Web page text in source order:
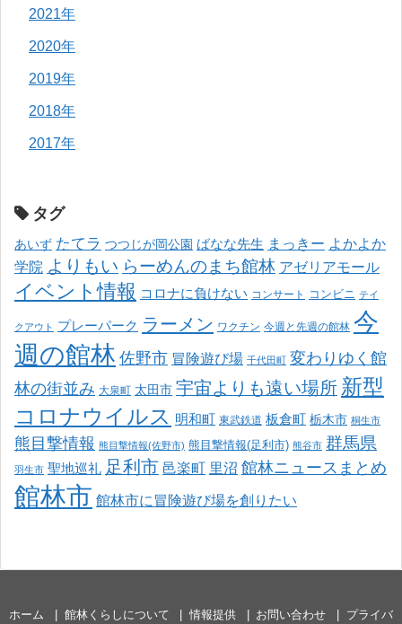
2021年
2020年
2019年
2018年
2017年
タグ
あいず たてラ つつじが岡公園 ばなな先生 まっきー よかよか
学院 よりもい らーめんのまち館林 アゼリアモール
イベント情報 コロナに負けない コンサート コンビニ テイ
クアウト プレーパーク ラーメン ワクチン 今週と先週の館林 今
週の館林 佐野市 冒険遊び場 千代田町 変わりゆく館
林の街並み 大泉町 太田市 宇宙よりも遠い場所 新型
コロナウイルス 明和町 東武鉄道 板倉町 栃木市 桐生市
熊目撃情報 熊目撃情報(佐野市) 熊目撃情報(足利市) 熊谷市 群馬県
羽生市 聖地巡礼 足利市 邑楽町 里沼 館林ニュースまとめ
館林市 館林市に冒険遊び場を創りたい
ホーム 館林くらしについて 情報提供 お問い合わせ プライバ